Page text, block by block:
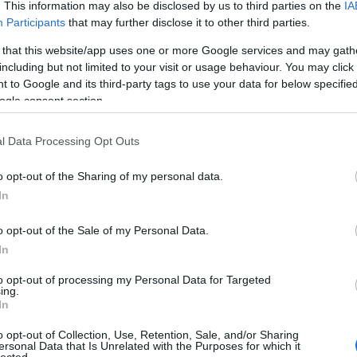
This information may also be disclosed by us to third parties on the
Participants that may further disclose it to other third parties.
that this website/app uses one or more Google services and may
but not limited to your visit or usage behaviour. You may
to Google and its third-party tags to use your data for below
consent section.
Data Processing Opt Outs
opt-out of the Sharing of my personal data.
opt-out of the Sale of my Personal Data.
opt-out of processing my Personal Data for Targeted
opt-out of Collection, Use, Retention, Sale, and/or Sharing
Data that Is Unrelated with the Purposes for which it
1968